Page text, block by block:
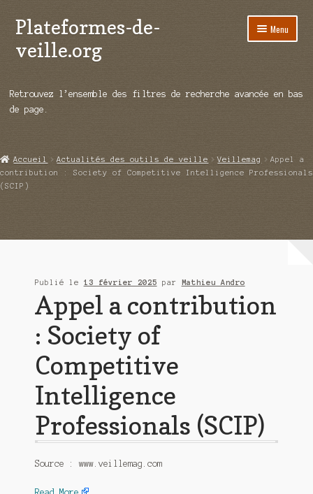
Aller
à
la
Aller
au
contenu
Plateformes-de-
veille.org
Menu
Répertoire d’ouitils
Démos vidéos
Ouvrir
Qui sommes-nous ?
Retrouvez l’ensemble des filtres de recherche avancée en bas
de page.
Accueil Actualités des outils de veille Veillemag
Appel a
contribution : Society of Competitive Intelligence Professionals
(SCIP)
Publié le 13 février 2025 par Mathieu Andro
Appel a contribution
: Society of
Competitive
Intelligence
Professionals (SCIP)
Source : www.veillemag.com